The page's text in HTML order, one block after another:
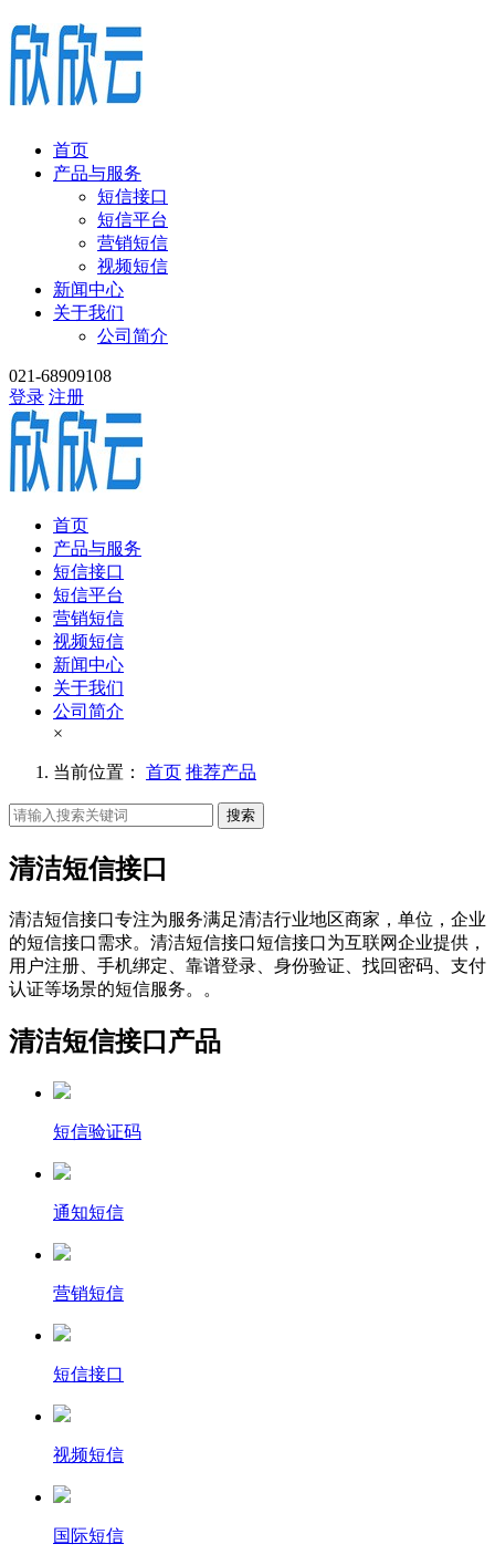
首页
产品与服务
短信接口
短信平台
营销短信
视频短信
新闻中心
关于我们
公司简介
021-68909108
登录 注册
首页
产品与服务
短信接口
短信平台
营销短信
视频短信
新闻中心
关于我们
公司简介
×
当前位置： 首页 推荐产品
搜索
清洁短信接口
清洁短信接口专注为服务满足清洁行业地区商家，单位，企业
的短信接口需求。清洁短信接口短信接口为互联网企业提供，
用户注册、手机绑定、靠谱登录、身份验证、找回密码、支付
认证等场景的短信服务。。
清洁短信接口产品
短信验证码
通知短信
营销短信
短信接口
视频短信
国际短信